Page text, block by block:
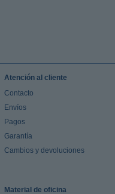
Atención al cliente
Contacto
Envíos
Pagos
Garantía
Cambios y devoluciones
Material de oficina